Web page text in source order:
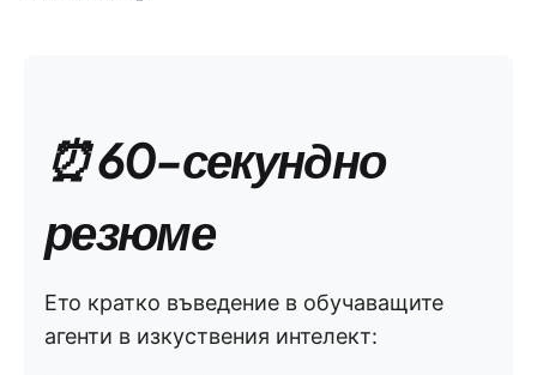
⏰ 60-секундно
резюме
Ето кратко въведение в обучаващите
агенти в изкуствения интелект: